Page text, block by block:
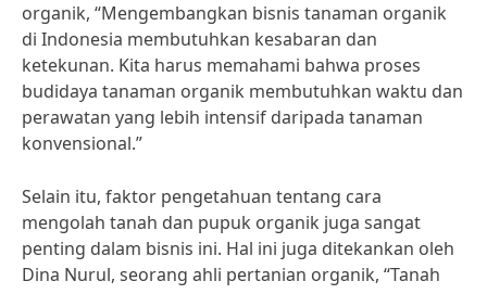
organik, “Mengembangkan bisnis tanaman organik
di Indonesia membutuhkan kesabaran dan
ketekunan. Kita harus memahami bahwa proses
budidaya tanaman organik membutuhkan waktu dan
perawatan yang lebih intensif daripada tanaman
konvensional.”
Selain itu, faktor pengetahuan tentang cara
mengolah tanah dan pupuk organik juga sangat
penting dalam bisnis ini. Hal ini juga ditekankan oleh
Dina Nurul, seorang ahli pertanian organik, “Tanah